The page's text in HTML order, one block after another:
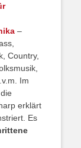
–
Country,
Im
erklärt
Es